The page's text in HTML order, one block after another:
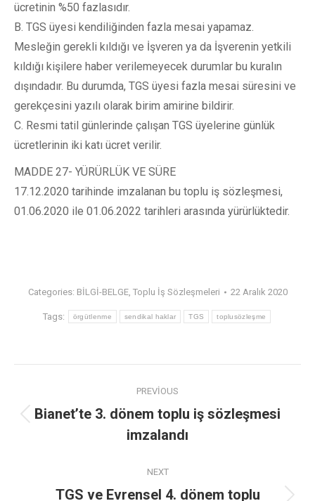
ücretinin %50 fazlasıdır.
B. TGS üyesi kendiliğinden fazla mesai yapamaz.
Mesleğin gerekli kıldığı ve İşveren ya da İşverenin yetkili
kıldığı kişilere haber verilemeyecek durumlar bu kuralın
dışındadır. Bu durumda, TGS üyesi fazla mesai süresini ve
gerekçesini yazılı olarak birim amirine bildirir.
C. Resmi tatil günlerinde çalışan TGS üyelerine günlük
ücretlerinin iki katı ücret verilir.
MADDE 27- YÜRÜRLÜK VE SÜRE
17.12.2020 tarihinde imzalanan bu toplu iş sözleşmesi,
01.06.2020 ile 01.06.2022 tarihleri arasında yürürlüktedir.
Categories: BİLGİ-BELGE, Toplu İş Sözleşmeleri 22 Aralık 2020
Tags: örgütlenme sendikal haklar TGS toplusözleşme
PREVIOUS
Bianet’te 3. dönem toplu iş sözleşmesi
imzalandı
NEXT
TGS ve Evrensel 4. dönem toplu